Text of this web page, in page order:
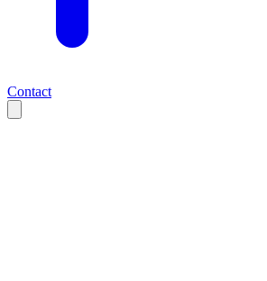
Contact